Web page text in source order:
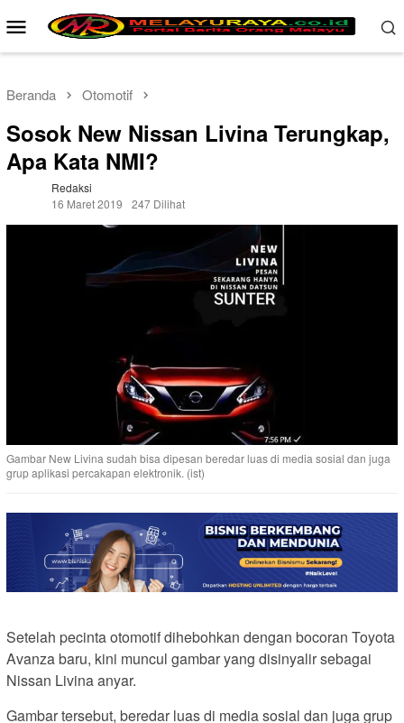
ke
Menu
Mobile
Beranda Otomotif
Sosok New Nissan Livina Terungkap,
Apa Kata NMI?
Redaksi
16 Maret 2019
247 Dilihat
Gambar New Livina sudah bisa dipesan beredar luas di media sosial dan juga
grup aplikasi percakapan elektronik. (ist)
Setelah pecinta otomotif dihebohkan dengan bocoran Toyota
Avanza baru, kini muncul gambar yang disinyalir sebagai
Nissan Livina anyar.
Gambar tersebut, beredar luas di media sosial dan juga grup